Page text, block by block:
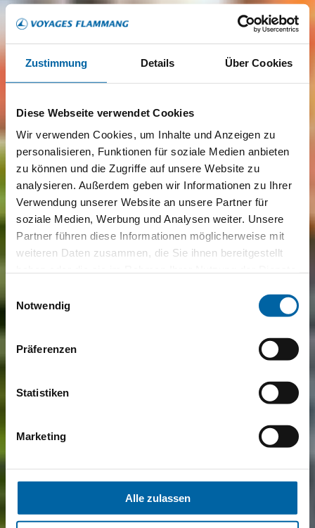
Zustimmung Details Über Cookies
Diese Webseite verwendet Cookies
Wir verwenden Cookies, um Inhalte und Anzeigen zu
personalisieren, Funktionen für soziale Medien anbieten
zu können und die Zugriffe auf unsere Website zu
analysieren. Außerdem geben wir Informationen zu Ihrer
Verwendung unserer Website an unsere Partner für
soziale Medien, Werbung und Analysen weiter. Unsere
Partner führen diese Informationen möglicherweise mit
weiteren Daten zusammen, die Sie ihnen bereitgestellt
Notwendig
Präferenzen
Statistiken
Marketing
Alle zulassen